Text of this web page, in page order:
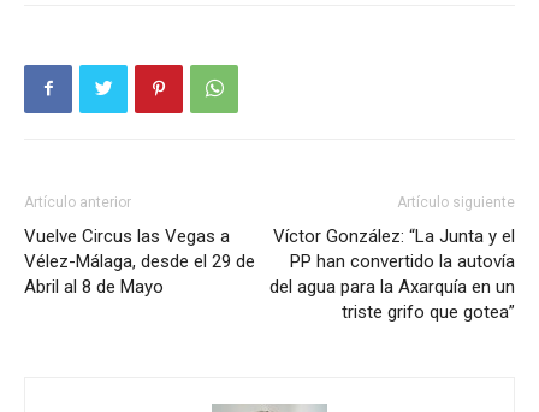
Artículo anterior
Vuelve Circus las Vegas a
Vélez-Málaga, desde el 29 de
Abril al 8 de Mayo
Artículo siguiente
Víctor González: “La Junta y el
PP han convertido la autovía
del agua para la Axarquía en un
triste grifo que gotea”